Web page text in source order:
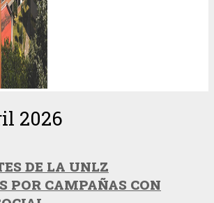
2026
DE LA UNLZ
POR CAMPAÑAS CON